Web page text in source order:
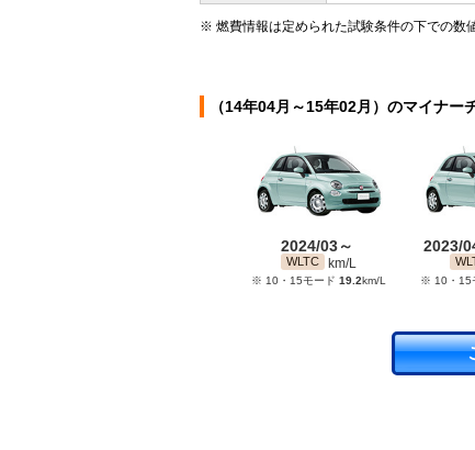
※ 燃費情報は定められた試験条件の下での数
（14年04月～15年02月）のマイナー
2024/03～
WLTC km/L
※ 10・15モード 19.2km/L
2023/
※ 10・15